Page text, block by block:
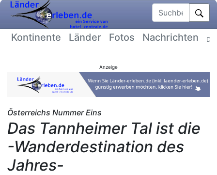
Suchbegriff
Kontinente Länder Fotos Nachrichten
Anzeige
Österreichs Nummer Eins
Das Tannheimer Tal ist die
-Wanderdestination des
Jahres-